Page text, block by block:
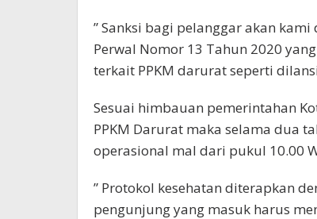
” Sanksi bagi pelanggar akan
Perwal Nomor 13 Tahun 2020
terkait PPKM darurat seperti
Sesuai himbauan pemerintahan
PPKM Darurat maka selama dua
operasional mal dari pukul 10.00
” Protokol kesehatan diterapkan
pengunjung yang masuk harus